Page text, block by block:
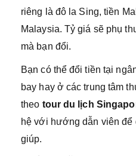
riêng là đô la Sing, tiền
Malaysia. Tỷ giá sẽ phụ
mà bạn đổi.
Bạn có thể đổi tiền tại
bay hay ở các trung tâm
theo tour du lịch
hệ với hướng dẫn viên để
giúp.